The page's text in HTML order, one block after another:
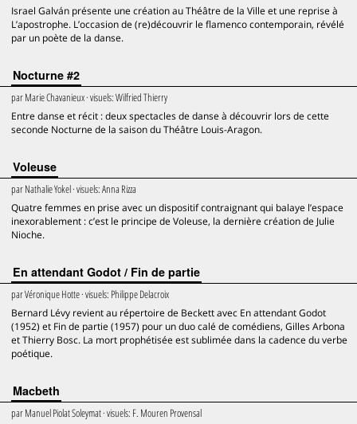
Israel Galván présente une création au Théâtre de la Ville et une reprise à
L’apostrophe. L’occasion de (re)découvrir le flamenco contemporain, révélé
par un poète de la danse.
Nocturne #2
parMarie Chavanieux· visuels:Wilfried Thierry
Entre danse et récit : deux spectacles de danse à découvrir lors de cette
seconde Nocturne de la saison du Théâtre Louis-Aragon.
Voleuse
parNathalie Yokel· visuels:Anna Rizza
Quatre femmes en prise avec un dispositif contraignant qui balaye l’espace
inexorablement : c’est le principe de Voleuse, la dernière création de Julie
Nioche.
En attendant Godot / Fin de partie
parVéronique Hotte· visuels: Philippe Delacroix
Bernard Lévy revient au répertoire de Beckett avec En attendant Godot
(1952) et Fin de partie (1957) pour un duo calé de comédiens, Gilles Arbona
et Thierry Bosc. La mort prophétisée est sublimée dans la cadence du verbe
poétique.
Macbeth
parManuel Piolat Soleymat· visuels: F. Mouren Provensal